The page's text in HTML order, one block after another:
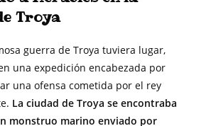
Troya
guerra de Troya tuviera lugar,
una expedición encabezada por
una ofensa cometida por el rey
La ciudad de Troya se encontraba
monstruo marino enviado por